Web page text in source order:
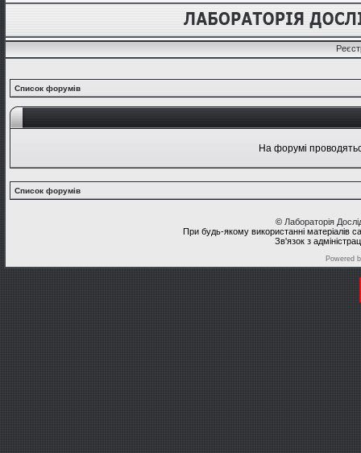
Список форумів
На форумі
Список форумів
© Лабораторія
При будь-якому використанні матеріалів
Зв'язок з
Powered